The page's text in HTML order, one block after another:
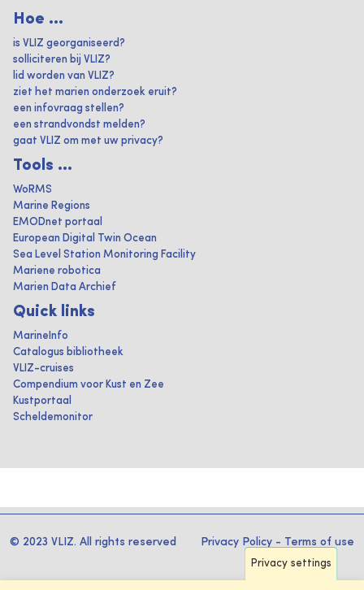
Hoe ...
is VLIZ georganiseerd?
solliciteren bij VLIZ?
lid worden van VLIZ?
ziet het marien onderzoek eruit?
een infovraag stellen?
een strandvondst melden?
gaat VLIZ om met uw privacy?
Tools ...
WoRMS
Marine Regions
EMODnet portaal
European Digital Twin Ocean
Sea Level Station Monitoring Facility
Mariene robotica
Marien Data Archief
Quick links
MarineInfo
Catalogus bibliotheek
VLIZ-cruises
Compendium voor Kust en Zee
Kustportaal
Scheldemonitor
© 2023 VLIZ. All rights reserved Privacy Policy - Terms of use
Privacy settings